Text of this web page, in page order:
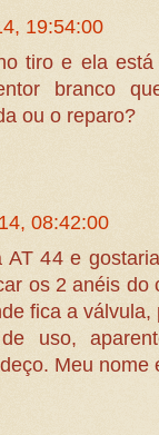
19:54:00
tiro e ela
branco
ou o reparo?
08:42:00
AT 44 e
os 2 anéis do
fica a
uso,
Meu nome